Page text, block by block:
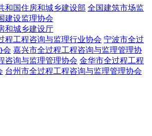
和国住房和城乡建设部 全国建筑市场监
建设监理协会
和城乡建设厅
程工程咨询与监理行业协会 宁波市全过
会 嘉兴市全过程工程咨询与监理管理协
咨询与监理管理协会 金华市全过程工程
台州市全过程工程咨询与监理管理协会